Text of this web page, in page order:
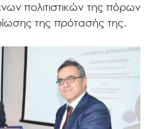
πολιτιστικών της πόρων
της πρότασής της.